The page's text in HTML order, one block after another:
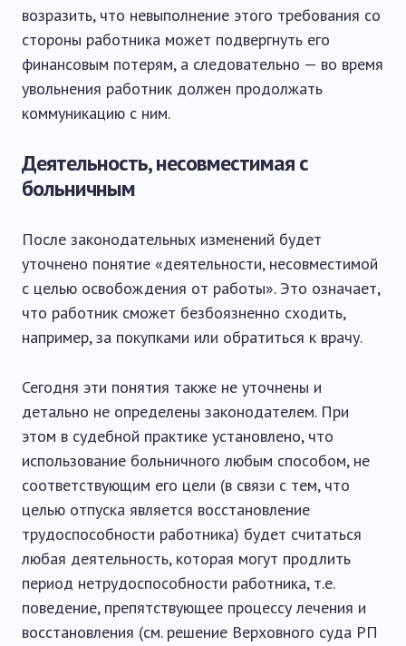
возразить, что невыполнение этого требования со
стороны работника может подвергнуть его
финансовым потерям, а следовательно — во время
увольнения работник должен продолжать
коммуникацию с ним.
Деятельность, несовместимая с
больничным
После законодательных изменений будет
уточнено понятие «деятельности, несовместимой
с целью освобождения от работы». Это означает,
что работник сможет безбоязненно сходить,
например, за покупками или обратиться к врачу.
Сегодня эти понятия также не уточнены и
детально не определены законодателем. При
этом в судебной практике установлено, что
использование больничного любым способом, не
соответствующим его цели (в связи с тем, что
целью отпуска является восстановление
трудоспособности работника) будет считаться
любая деятельность, которая могут продлить
период нетрудоспособности работника, т.е.
поведение, препятствующее процессу лечения и
восстановления (см. решение Верховного суда РП